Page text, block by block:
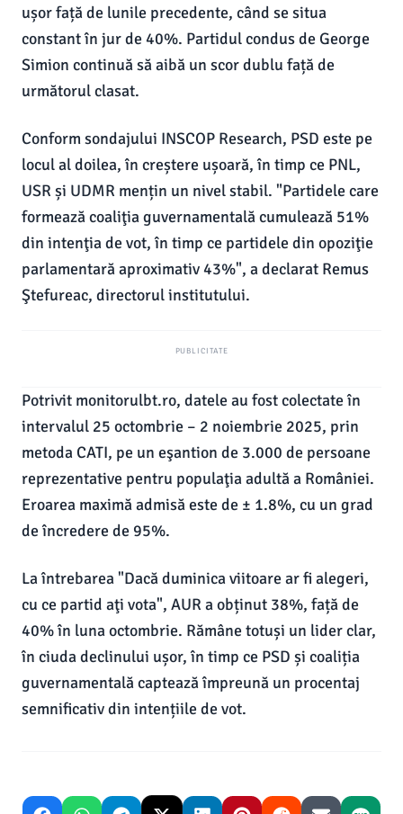
ușor față de lunile precedente, când se situa
constant în jur de 40%. Partidul condus de George
Simion continuă să aibă un scor dublu față de
următorul clasat.
Conform sondajului INSCOP Research, PSD este pe
locul al doilea, în creștere ușoară, în timp ce PNL,
USR și UDMR mențin un nivel stabil. "Partidele care
formează coaliţia guvernamentală cumulează 51%
din intenţia de vot, în timp ce partidele din opoziţie
parlamentară aproximativ 43%", a declarat Remus
Ştefureac, directorul institutului.
PUBLICITATE
Potrivit monitorulbt.ro, datele au fost colectate în
intervalul 25 octombrie – 2 noiembrie 2025, prin
metoda CATI, pe un eşantion de 3.000 de persoane
reprezentative pentru populaţia adultă a României.
Eroarea maximă admisă este de ± 1.8%, cu un grad
de încredere de 95%.
La întrebarea "Dacă duminica viitoare ar fi alegeri,
cu ce partid aţi vota", AUR a obținut 38%, față de
40% în luna octombrie. Rămâne totuși un lider clar,
în ciuda declinului ușor, în timp ce PSD și coaliția
guvernamentală captează împreună un procentaj
semnificativ din intențiile de vot.